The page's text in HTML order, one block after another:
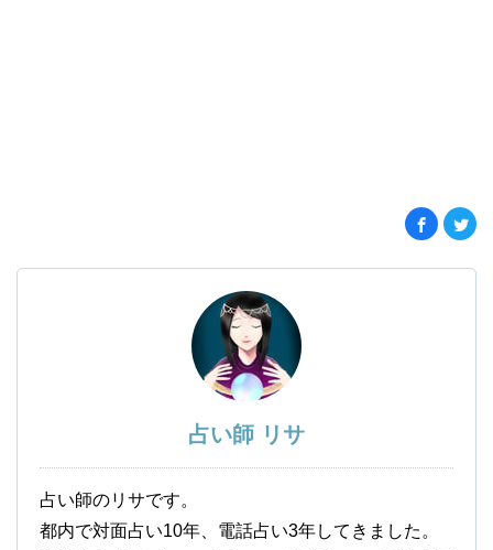
占い師 リサ
占い師のリサです。
都内で対面占い10年、電話占い3年してきました。